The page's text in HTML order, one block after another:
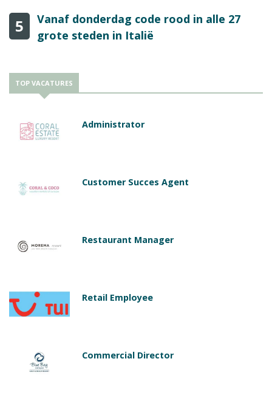
5
Vanaf donderdag code rood in alle 27
grote steden in Italië
TOP VACATURES
Administrator
Customer Succes Agent
Restaurant Manager
Retail Employee
Commercial Director